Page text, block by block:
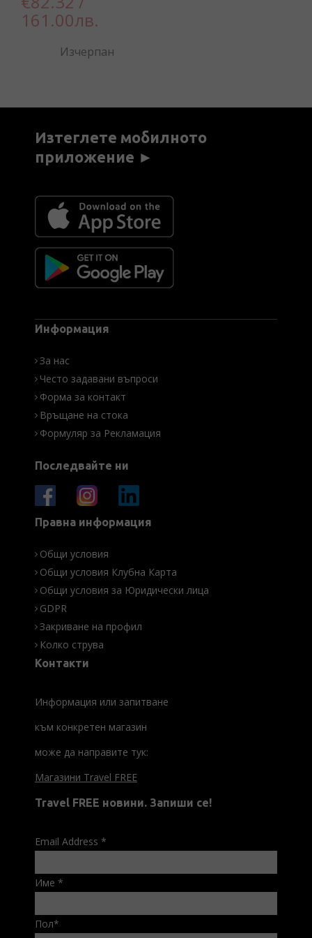
161.00лв.
Изчерпан
Изтеглете мобилното
приложение ►
Информация
За нас
Често задавани въпроси
Форма за контакт
Връщане на стока
Формуляр за Рекламация
Последвайте ни
Правна информация
Общи условия
Общи условия Клубна Карта
Общи условия за Юридически лица
GDPR
Закриване на профил
Колко струва
Контакти
Информация или запитване
към конкретен магазин
може да направите тук:
Магазини Travel FREE
Travel FREE новини. Запиши се!
Email Address *
Име *
Пол*